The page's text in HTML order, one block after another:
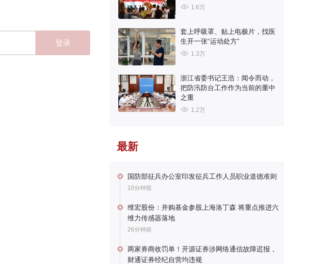
登录
1.6万
4
套上呼吸罩、贴上电极片，找医
生开一张“运动处方”
1.3万
5
浙江省委书记王浩：闻令而动，
把防汛防台工作作为当前的重中
之重
1.2万
最新
国防部征兵办公室印发征兵工作人员职业道德准则
10分钟前
维宏股份：并购基金参股上海洛丁森 将重点推进六
维力传感器落地
26分钟前
两家券商收罚单！开源证券涉网络通信故障迟报，
财通证券经纪自营均违规